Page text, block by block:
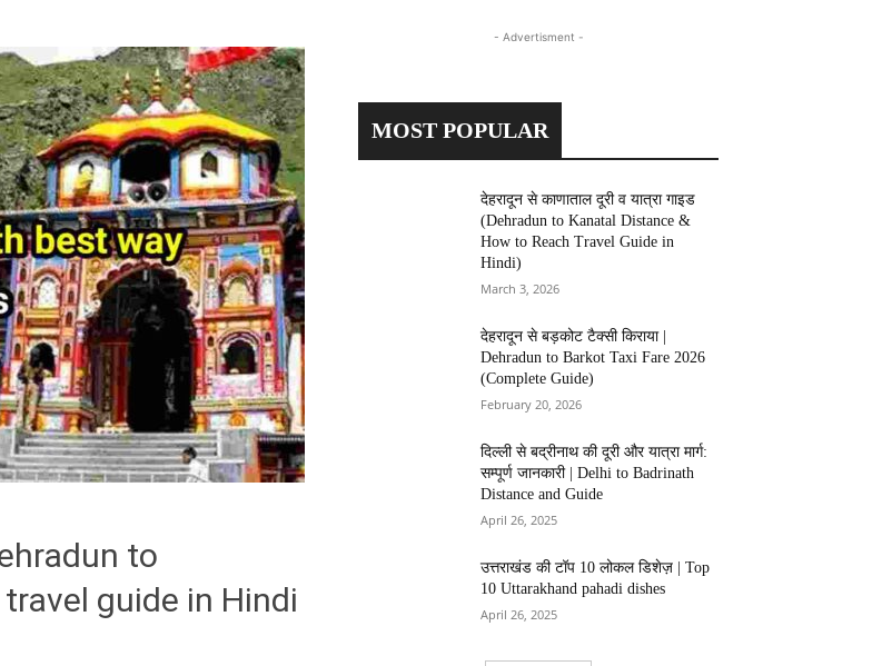
to
guide in Hindi
- Advertisment -
MOST POPULAR
देहरादून से काणाताल दूरी व यात्रा गाइड
(Dehradun to Kanatal Distance &
How to Reach Travel Guide in
Hindi)
March 3, 2026
देहरादून से बड़कोट टैक्सी किराया |
Dehradun to Barkot Taxi Fare 2026
(Complete Guide)
February 20, 2026
दिल्ली से बद्रीनाथ की दूरी और यात्रा मार्ग:
सम्पूर्ण जानकारी | Delhi to Badrinath
Distance and Guide
April 26, 2025
उत्तराखंड की टॉप 10 लोकल डिशेज़ | Top
10 Uttarakhand pahadi dishes
April 26, 2025